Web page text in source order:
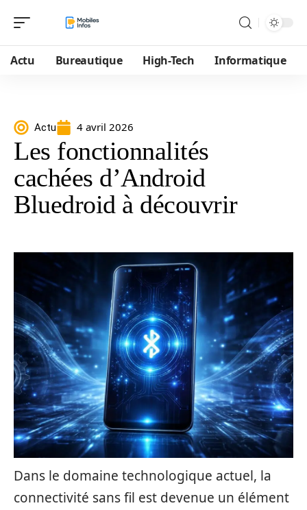
Actu Bureautique High-Tech Informatique
Actu 4 avril 2026
Les fonctionnalités
cachées d’Android
Bluedroid à découvrir
Dans le domaine technologique actuel, la
connectivité sans fil est devenue un élément